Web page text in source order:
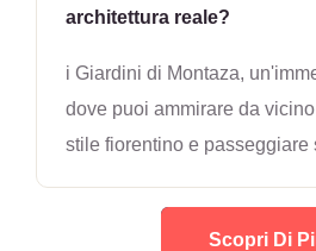
architettura reale?
i Giardini di Montaza,
dove puoi ammirare da
stile fiorentino e passeggiare
Scopri Di